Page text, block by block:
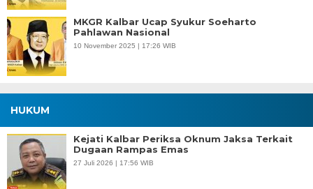
MKGR Kalbar Ucap Syukur Soeharto
Pahlawan Nasional
10 November 2025 | 17:26 WIB
HUKUM
Kejati Kalbar Periksa Oknum Jaksa Terkait
Dugaan Rampas Emas
27 Juli 2026 | 17:56 WIB